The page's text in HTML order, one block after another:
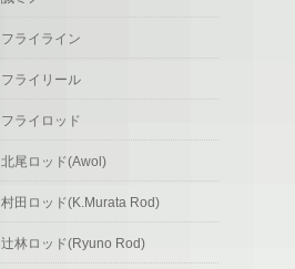
フライライン
フライリール
フライロッド
北尾ロッド(Awol)
村田ロッド(K.Murata Rod)
辻林ロッド(Ryuno Rod)